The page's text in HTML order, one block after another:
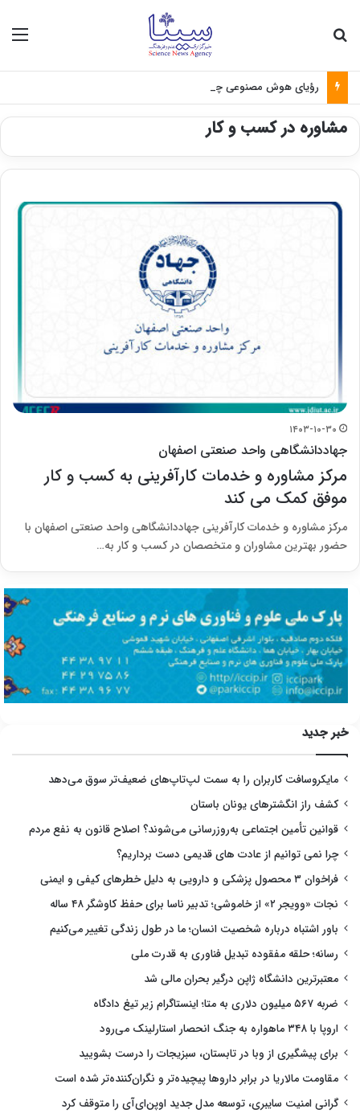
رؤیای هوش مصنوعی چه زمانی واقعی می‌شود؟
مشاوره در کسب و کار
۱۴۰۳-۱۰-۳۰
جهاددانشگاهی واحد صنعتی اصفهان
مرکز مشاوره و خدمات کارآفرینی به کسب و کار
موفق کمک می کند
مرکز مشاوره و خدمات کارآفرینی جهاددانشگاهی واحد صنعتی اصفهان با
حضور بهترین مشاوران و متخصصان در کسب و کار به…
خبر جدید
مایکروسافت کاربران را به سمت لپ‌تاپ‌های ضعیف‌تر سوق می‌دهد
کشف راز انگشترهای یونان باستان
قوانین تأمین اجتماعی به‌روزرسانی می‌شوند؟ اصلاح قانون به نفع مردم
چرا نمی توانیم از عادت های قدیمی دست برداریم؟
فراخوان ۳ محصول پزشکی و دارویی به دلیل خطرهای کیفی و ایمنی
نجات «وویجر ۲» از خاموشی؛ تدبیر ناسا برای حفظ کاوشگر ۴۸ ساله
باور اشتباه درباره شخصیت انسان؛ ما در طول زندگی تغییر می‌کنیم
رسانه؛ حلقه مفقوده تبدیل فناوری به قدرت ملی
معتبرترین دانشگاه ژاپن درگیر بحران مالی شد
ضربه ۵۶۷ میلیون دلاری به متا؛ اینستاگرام زیر تیغ دادگاه
اروپا با ۳۴۸ ماهواره به جنگ انحصار استارلینک می‌رود
برای پیشگیری از وبا در تابستان، سبزیجات را درست بشویید
مقاومت مالاریا در برابر داروها پیچیده‌تر و نگران‌کننده‌تر شده است
گرانی امنیت سایبری، توسعه مدل جدید اوپن‌ای‌آی را متوقف کرد